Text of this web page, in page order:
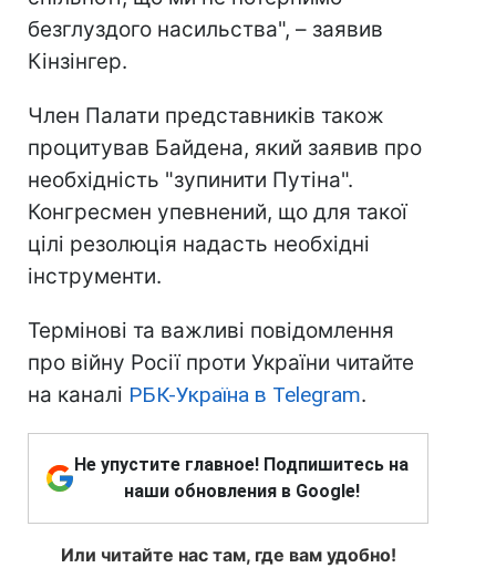
безглуздого насильства", – заявив
Кінзінгер.
Член Палати представників також
процитував Байдена, який заявив про
необхідність "зупинити Путіна".
Конгресмен упевнений, що для такої
цілі резолюція надасть необхідні
інструменти.
Термінові та важливі повідомлення
про війну Росії проти України читайте
на каналі РБК-Україна в Telegram.
Не упустите главное! Подпишитесь на
наши обновления в Google!
Или читайте нас там, где вам удобно!